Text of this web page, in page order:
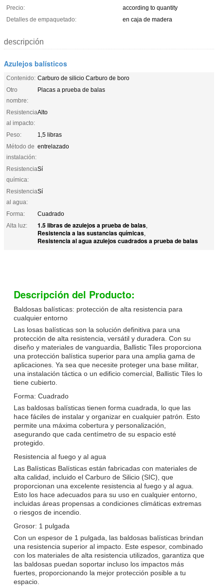
Precio:
according to quantity
Detalles de empaquetado:
en caja de madera
descripción
Azulejos balísticos
Contenido: Carburo de silicio Carburo de boro
Otro
nombre:
Placas a prueba de balas
Resistencia
al impacto:
Alto
Peso:
1,5 libras
Método de
instalación:
entrelazado
Resistencia
química:
Sí
Resistencia
al agua:
Sí
Forma:
Cuadrado
Alta luz:
1.5 libras de azulejos a prueba de balas,
Resistencia a las sustancias químicas,
Resistencia al agua azulejos cuadrados a prueba de balas
Descripción del Producto:
Baldosas balísticas: protección de alta resistencia para
cualquier entorno
Las losas balísticas son la solución definitiva para una
protección de alta resistencia, versátil y duradera. Con su
diseño y materiales de vanguardia, Ballistic Tiles proporciona
una protección balística superior para una amplia gama de
aplicaciones. Ya sea que necesite proteger una base militar,
una instalación táctica o un edificio comercial, Ballistic Tiles lo
tiene cubierto.
Forma: Cuadrado
Las baldosas balísticas tienen forma cuadrada, lo que las
hace fáciles de instalar y organizar en cualquier patrón. Esto
permite una máxima cobertura y personalización,
asegurando que cada centímetro de su espacio esté
protegido.
Resistencia al fuego y al agua
Las Balísticas Balísticas están fabricadas con materiales de
alta calidad, incluido el Carburo de Silicio (SIC), que
proporcionan una excelente resistencia al fuego y al agua.
Esto los hace adecuados para su uso en cualquier entorno,
incluidas áreas propensas a condiciones climáticas extremas
o riesgos de incendio.
Grosor: 1 pulgada
Con un espesor de 1 pulgada, las baldosas balísticas brindan
una resistencia superior al impacto. Este espesor, combinado
con los materiales de alta resistencia utilizados, garantiza que
las baldosas puedan soportar incluso los impactos más
fuertes, proporcionando la mejor protección posible a tu
espacio.